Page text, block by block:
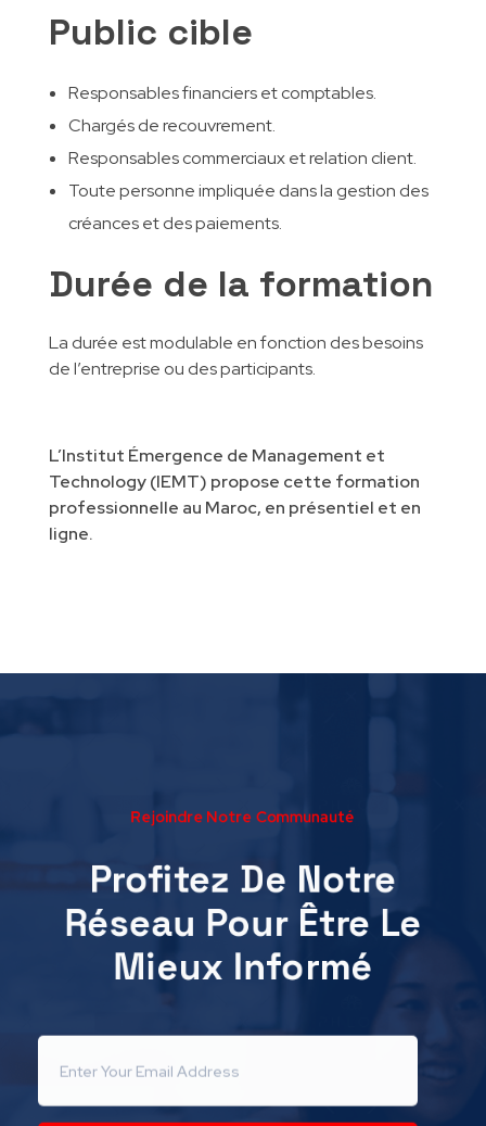
Public cible
Responsables financiers et comptables.
Chargés de recouvrement.
Responsables commerciaux et relation client.
Toute personne impliquée dans la gestion des
créances et des paiements.
Durée de la formation
La durée est modulable en fonction des besoins
de l’entreprise ou des participants.
L’Institut Émergence de Management et
Technology (IEMT) propose cette formation
professionnelle au Maroc, en présentiel et en
ligne.
Rejoindre Notre Communauté
Profitez De Notre
Réseau Pour Être Le
Mieux Informé